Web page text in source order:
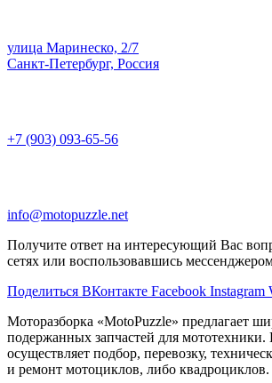
улица Маринеско, 2/7
Санкт-Петербург, Россия
+7 (903) 093-65-56
info@motopuzzle.net
Получите ответ на интересующий Вас
сетях или воспользовавшись
Поделиться ВКонтакте Facebook Instagram
Моторазборка «MotoPuzzle» предлагает
подержанных запчастей для
осуществляет подбор, перевозку,
и ремонт мотоциклов, либо квадроциклов.